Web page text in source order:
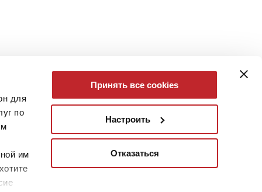
для
по
им
Принять все cookies
Настроить
Отказаться